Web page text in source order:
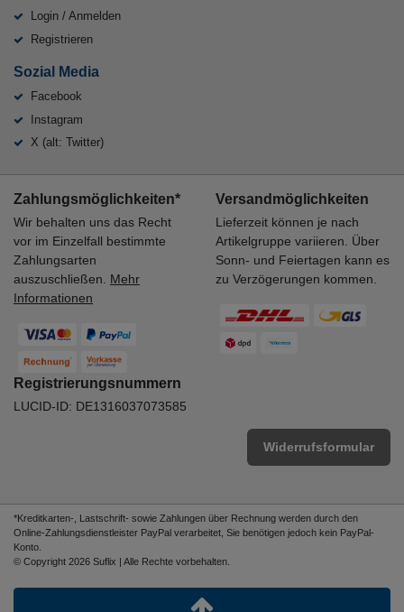
Login / Anmelden
Registrieren
Sozial Media
Facebook
Instagram
X (alt: Twitter)
Zahlungsmöglichkeiten*
Wir behalten uns das Recht
vor im Einzelfall bestimmte
Zahlungsarten
auszuschließen. Mehr
Informationen
Versandmöglichkeiten
Lieferzeit können je nach
Artikelgruppe variieren. Über
Sonn- und Feiertagen kann es
zu Verzögerungen kommen.
Registrierungsnummern
LUCID-ID: DE1316037073585
Widerrufsformular
*Kreditkarten-, Lastschrift- sowie Zahlungen über Rechnung werden durch den
Online-Zahlungsdienstleister PayPal verarbeitet, Sie benötigen jedoch kein PayPal-
Konto.
© Copyright 2026 Suflix | Alle Rechte vorbehalten.